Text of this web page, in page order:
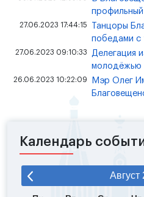
профильный
27.06.2023 17:44:15
Танцоры
победами с
27.06.2023 09:10:33
Делегация
молодёжью
26.06.2023 10:22:09
Мэр Олег
Календарь
Август